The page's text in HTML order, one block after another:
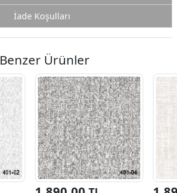
İade Koşulları
Benzer Ürünler